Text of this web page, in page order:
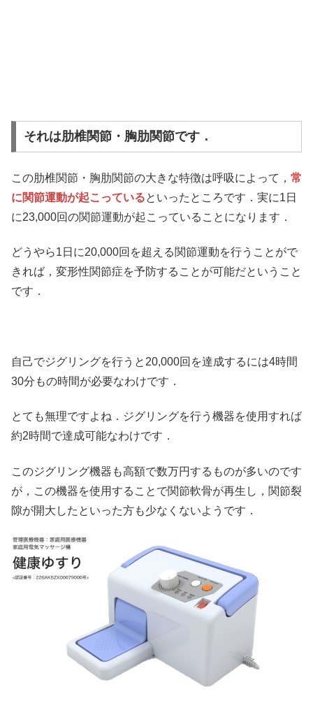
それは肋椎関節・胸肋関節です．
この肋椎関節・胸肋関節の大きな特徴は呼吸によって， 常
に関節運動が起こっているといったところです．実に1日
に23,000回の関節運動が起こっていることになります．
どうやら1日に20,000回を超える関節運動を行うことがで
きれば，変形性関節症を予防することが可能だということ
です．
自己でジグリングを行うと20,000回を達成するには4時間
30分もの時間が必要なわけです．
とても無理ですよね．ジグリングを行う機器を使用すれば
約2時間で達成可能なわけです．
このジグリング機器も高額で数万円するものが多いのです
が，この機器を使用することで関節軟骨が再生し，関節裂
隙が開大したといった方も少なくないようです．